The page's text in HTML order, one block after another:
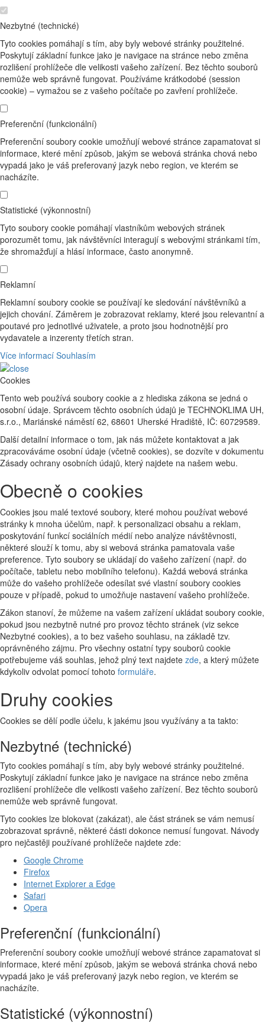
Nezbytné (technické)
Tyto cookies pomáhají s tím, aby byly webové stránky použitelné.
Poskytují základní funkce jako je navigace na stránce nebo změna
rozlišení prohlížeče dle velikosti vašeho zařízení. Bez těchto souborů
nemůže web správně fungovat. Používáme krátkodobé (session
cookie) – vymažou se z vašeho počítače po zavření prohlížeče.
Preferenční (funkcionální)
Preferenční soubory cookie umožňují webové stránce zapamatovat si
informace, které mění způsob, jakým se webová stránka chová nebo
vypadá jako je váš preferovaný jazyk nebo region, ve kterém se
nacházíte.
Statistické (výkonnostní)
Tyto soubory cookie pomáhají vlastníkům webových stránek
porozumět tomu, jak návštěvníci interagují s webovými stránkami tím,
že shromažďují a hlásí informace, často anonymně.
Reklamní
Reklamní soubory cookie se používají ke sledování návštěvníků a
jejich chování. Záměrem je zobrazovat reklamy, které jsou relevantní a
poutavé pro jednotlivé uživatele, a proto jsou hodnotnější pro
vydavatele a inzerenty třetích stran.
Více informací Souhlasím
Cookies
Tento web používá soubory cookie a z hlediska zákona se jedná o
osobní údaje. Správcem těchto osobních údajů je TECHNOKLIMA UH,
s.r.o., Mariánské náměstí 62, 68601 Uherské Hradiště, IČ: 60729589.
Další detailní informace o tom, jak nás můžete kontaktovat a jak
zpracováváme osobní údaje (včetně cookies), se dozvíte v dokumentu
Zásady ochrany osobních údajů, který najdete na našem webu.
Obecně o cookies
Cookies jsou malé textové soubory, které mohou používat webové
stránky k mnoha účelům, např. k personalizaci obsahu a reklam,
poskytování funkcí sociálních médií nebo analýze návštěvnosti,
některé slouží k tomu, aby si webová stránka pamatovala vaše
preference. Tyto soubory se ukládají do vašeho zařízení (např. do
počítače, tabletu nebo mobilního telefonu). Každá webová stránka
může do vašeho prohlížeče odesílat své vlastní soubory cookies
pouze v případě, pokud to umožňuje nastavení vašeho prohlížeče.
Zákon stanoví, že můžeme na vašem zařízení ukládat soubory cookie,
pokud jsou nezbytně nutné pro provoz těchto stránek (viz sekce
Nezbytné cookies), a to bez vašeho souhlasu, na základě tzv.
oprávněného zájmu. Pro všechny ostatní typy souborů cookie
potřebujeme váš souhlas, jehož plný text najdete zde, a který můžete
kdykoliv odvolat pomocí tohoto formuláře.
Druhy cookies
Cookies se dělí podle účelu, k jakému jsou využívány a ta takto:
Nezbytné (technické)
Tyto cookies pomáhají s tím, aby byly webové stránky použitelné.
Poskytují základní funkce jako je navigace na stránce nebo změna
rozlišení prohlížeče dle velikosti vašeho zařízení. Bez těchto souborů
nemůže web správně fungovat.
Tyto cookies lze blokovat (zakázat), ale část stránek se vám nemusí
zobrazovat správně, některé části dokonce nemusí fungovat. Návody
pro nejčastěji používané prohlížeče najdete zde:
Google Chrome
Firefox
Internet Explorer a Edge
Safari
Opera
Preferenční (funkcionální)
Preferenční soubory cookie umožňují webové stránce zapamatovat si
informace, které mění způsob, jakým se webová stránka chová nebo
vypadá jako je váš preferovaný jazyk nebo region, ve kterém se
nacházíte.
Statistické (výkonnostní)